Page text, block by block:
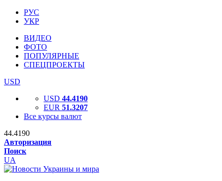
РУС
УКР
ВИДЕО
ФОТО
ПОПУЛЯРНЫЕ
СПЕЦПРОЕКТЫ
USD
USD 44.4190
EUR 51.3207
Все курсы валют
44.4190
Авторизация
Поиск
UA